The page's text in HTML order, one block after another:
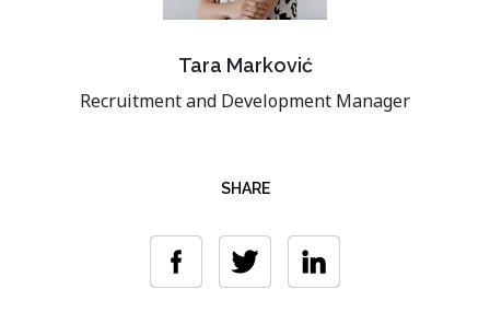
Tara Marković
Recruitment and Development Manager
SHARE